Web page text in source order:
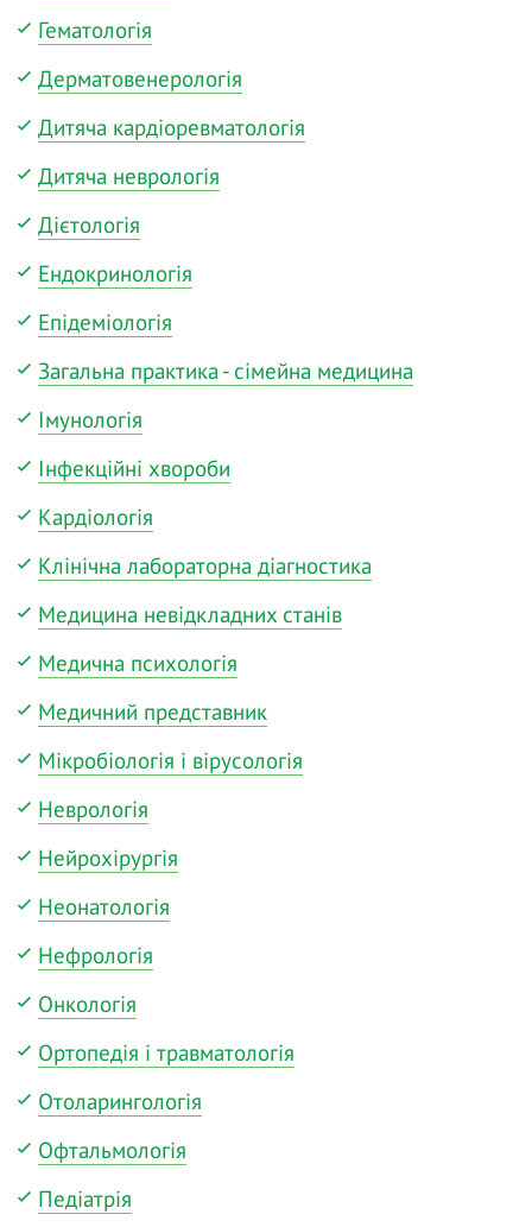
Гематологія
Дерматовенерологія
Дитяча кардіоревматологія
Дитяча неврологія
Дієтологія
Ендокринологія
Епідеміологія
Загальна практика - сімейна медицина
Імунологія
Інфекційні хвороби
Кардіологія
Клінічна лабораторна діагностика
Медицина невідкладних станів
Медична психологія
Медичний представник
Мікробіологія і вірусологія
Неврологія
Нейрохірургія
Неонатологія
Нефрологія
Онкологія
Ортопедія і травматологія
Отоларингологія
Офтальмологія
Педіатрія